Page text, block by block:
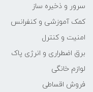
سرور و ذخیره ساز
کمک آموزشی و کنفرانس
امنیت و کنترل
برق اضطراری و انرژی پاک
لوازم خانگی
فروش اقساطی